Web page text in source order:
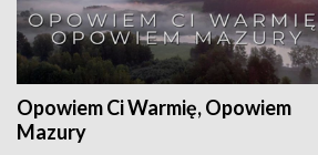
Opowiem Ci Warmię, Opowiem
Mazury